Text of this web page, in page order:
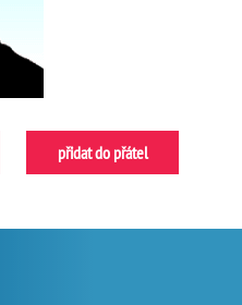
přidat do přátel